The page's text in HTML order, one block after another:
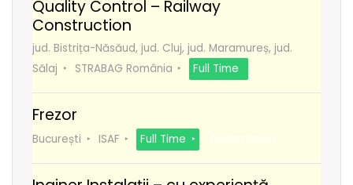
Quality Control – Railway
Construction
jud. Bistrița-Năsăud, jud. Cluj, jud. Maramureș, jud.
Sălaj
STRABAG România Full Time
Frezor
București ISAF Full Time Recomanda